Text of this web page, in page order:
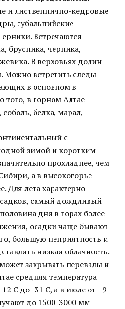
и лиственнично-кедровые
субальпийские
Встречаются
брусника, черника,
В верховьях долин
Можно встретить следы
в основном в
того, в горном Алтае
белка, марал,
с
зимой и коротким
прохладнее, чем
а в высокогорье
Для лета характерно
самый дождливый
дня в горах более
осадки чаще бывают
большую неприятность и
низкая облачность:
закрывать перевалы и
средняя температура
С до -31 С, а в июле от +9
до 1500-3000 мм